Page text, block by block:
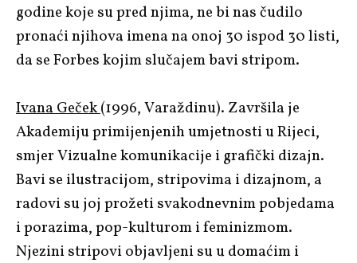
godine koje su pred njima, ne bi nas čudilo
pronaći njihova imena na onoj 30 ispod 30 listi,
da se Forbes kojim slučajem bavi stripom.
Ivana Geček(1996, Varaždinu). Završila je
Akademiju primijenjenih umjetnosti u Rijeci,
smjer Vizualne komunikacije i grafički dizajn.
Bavi se ilustracijom, stripovima i dizajnom, a
radovi su joj prožeti svakodnevnim pobjedama
i porazima, pop-kulturom i feminizmom.
Njezini stripovi objavljeni su u domaćim i